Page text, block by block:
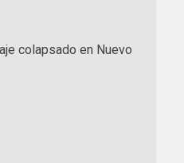
colapsado en Nuevo